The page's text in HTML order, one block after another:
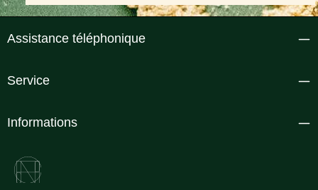
Assistance téléphonique
Service
Informations